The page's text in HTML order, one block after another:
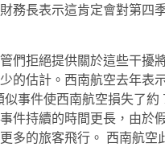
務長表示這肯定會對第四
們拒絕提供關於這些干擾
的估計。西南航空去年表
似事件使西南航空損失了約
件持續的時間更長，由於
多的旅客飛行。 西南航空